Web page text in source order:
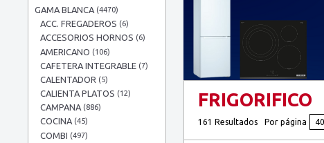
GAMA BLANCA (4470)
ACC. FREGADEROS (6)
ACCESORIOS HORNOS (6)
AMERICANO (106)
CAFETERA INTEGRABLE (7)
CALENTADOR (5)
CALIENTA PLATOS (12)
CAMPANA (886)
COCINA (45)
COMBI (497)
FRIGORIFICO
161 Resultados Por página